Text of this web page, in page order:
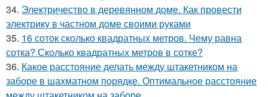
34. Электричество в деревянном доме. Как провести
электрику в частном доме своими руками
35. 16 соток сколько квадратных метров. Чему равна
сотка? Сколько квадратных метров в сотке?
36. Какое расстояние делать между штакетником на
заборе в шахматном порядке. Оптимальное расстояние